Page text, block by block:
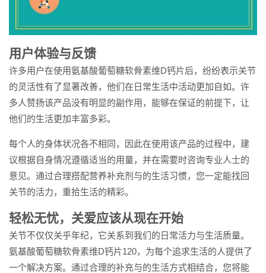
用户体验与反馈
许多用户在使用氨基酸葡萄糖软骨素维D钙片后，纷纷表示关节
的灵活性有了显著改善，他们在日常生活中活动更加自如。许
多人赞扬该产品没有明显的副作用，能够在保证的前提下，让
他们的生活更加丰富多彩。
每个人的身体状况各不相同，因此在使用该产品的过程中，建
议根据自身情况遵循适当的用量，并在需要时咨询专业人士的
意见。通过合理搭配营养补充剂与的生活习惯，您一定能找回
关节的活力，重拾生活的精彩。
轻松无忧，关爱应该从现在开始
关节不仅仅关乎年纪，它关系到我们的日常活力与生活质量。
氨基酸葡萄糖软骨素维D钙片120，为每个追求生活的人提供了
一个解决方案。通过合理的补充与的生活方式相结合，您将能